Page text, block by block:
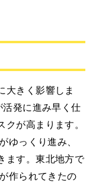
大きく影響しま
発に進み早く仕
が高まります。
っくり進み、
ます。東北地方で
作られてきたの